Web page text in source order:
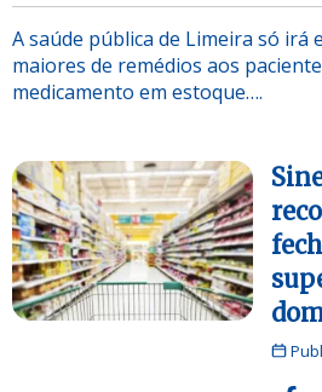
A saúde pública de Limeira só irá
maiores de remédios aos
medicamento em estoque….